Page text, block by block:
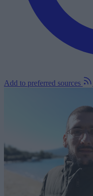
Add to preferred sources